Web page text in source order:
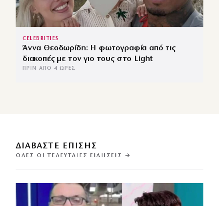
CELEBRITIES
Άννα Θεοδωρίδη: Η φωτογραφία από τις
διακοπές με τον γιο τους στο Light
ΠΡΙΝ ΑΠΌ 4 ΏΡΕΣ
ΔΙΑΒΑΣΤΕ ΕΠΙΣΗΣ
ΌΛΕΣ ΟΙ ΤΕΛΕΥΤΑΊΕΣ ΕΙΔΉΣΕΙΣ →